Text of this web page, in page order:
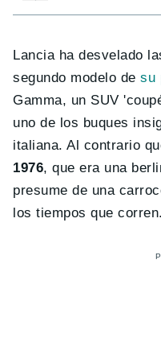
Lancia ha desvelado
segundo modelo desu
Gamma, un SUV
uno de los buques
italiana. Al contrario
1976, que era una
presume de una
los tiempos que corren.